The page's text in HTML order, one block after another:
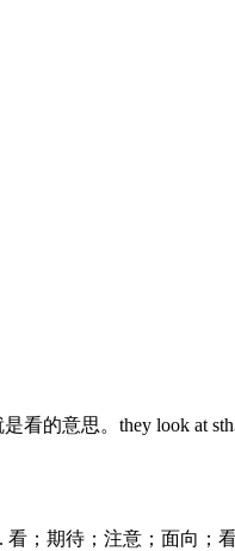
的意思。they look at
；期待；注意；面向；